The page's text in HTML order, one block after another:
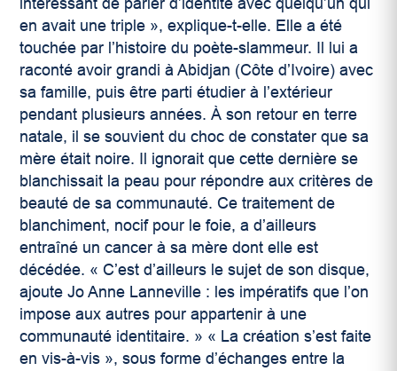
intéressant de parler d’identité avec quelqu’un qui
en avait une triple », explique-t-elle. Elle a été
touchée par l’histoire du poète-slammeur. Il lui a
raconté avoir grandi à Abidjan (Côte d’Ivoire) avec
sa famille, puis être parti étudier à l’extérieur
pendant plusieurs années. À son retour en terre
natale, il se souvient du choc de constater que sa
mère était noire. Il ignorait que cette dernière se
blanchissait la peau pour répondre aux critères de
beauté de sa communauté. Ce traitement de
blanchiment, nocif pour le foie, a d’ailleurs
entraîné un cancer à sa mère dont elle est
décédée. « C’est d’ailleurs le sujet de son disque,
ajoute Jo Anne Lanneville : les impératifs que l’on
impose aux autres pour appartenir à une
communauté identitaire. » « La création s’est faite
en vis-à-vis », sous forme d’échanges entre la